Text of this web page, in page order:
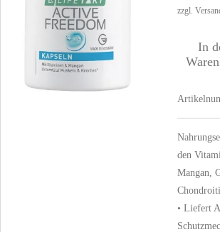
zzgl.
In
den
Mangan,
• Liefert